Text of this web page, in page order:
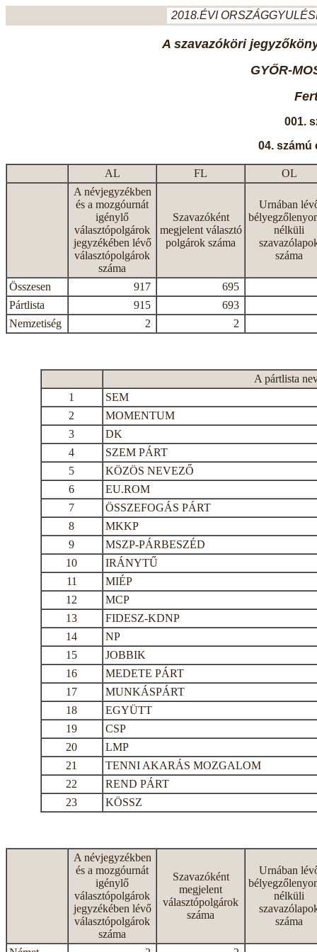
2018.ÉVI
A szavazóköri
GYŐR-
001.
04. számú
AL FL
OL
A névjegyzékben
és a mozgóurnát
igénylő
választópolgárok
jegyzékében lévő
választópolgárok
száma
Szavazóként
megjelent választó
polgárok száma
Urnában
nélküli
száma
Összesen 917
695
Pártlista
915
693
Nemzetiség
2 2
A pártlista
1
SEM
2
MOMENTUM
3
DK
4
SZEM PÁRT
5
KÖZÖS NEVEZŐ
6
EU.ROM
7
ÖSSZEFOGÁS PÁRT
8
MKKP
9
MSZP-PÁRBESZÉD
10
IRÁNYTŰ
11
MIÉP
12
MCP
13
FIDESZ-KDNP
14
NP
15
JOBBIK
16
MEDETE PÁRT
17
MUNKÁSPÁRT
18
EGYÜTT
19
CSP
20
LMP
21
TENNI AKARÁS MOZGALOM
22
REND PÁRT
23
KÖSSZ
A névjegyzékben
és a mozgóurnát
igénylő
választópolgárok
jegyzékében lévő
választópolgárok
száma
Szavazóként
megjelent
választópolgárok
száma
Urnában
nélküli
száma